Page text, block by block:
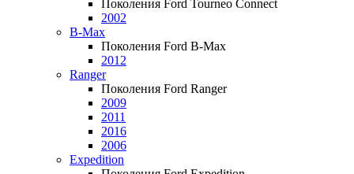
Поколения Ford Tourneo Connect
2002
B-Max
Поколения Ford B-Max
2012
Ranger
Поколения Ford Ranger
2009
2011
2016
2006
Expedition